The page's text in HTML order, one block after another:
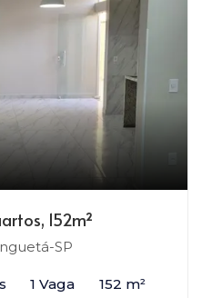
152m²
SP
1 Vaga 152 m²